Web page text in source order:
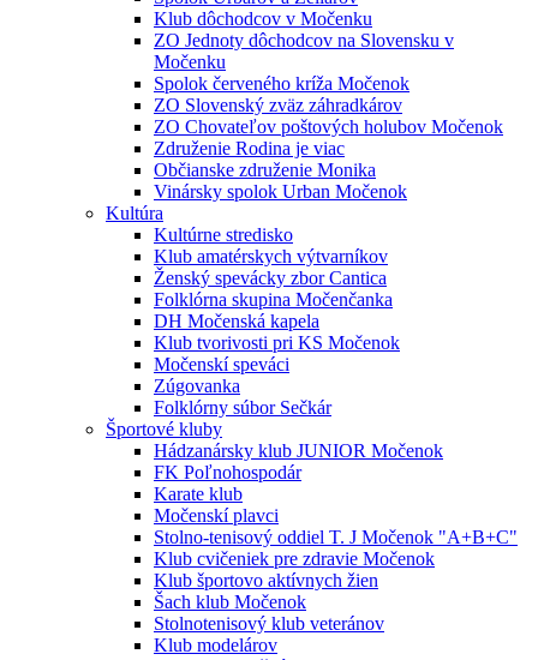
Klub dôchodcov v Močenku
ZO Jednoty dôchodcov na Slovensku v
Močenku
Spolok červeného kríža Močenok
ZO Slovenský zväz záhradkárov
ZO Chovateľov poštových holubov Močenok
Združenie Rodina je viac
Občianske združenie Monika
Vinársky spolok Urban Močenok
Kultúra
Kultúrne stredisko
Klub amatérskych výtvarníkov
Ženský spevácky zbor Cantica
Folklórna skupina Močenčanka
DH Močenská kapela
Klub tvorivosti pri KS Močenok
Močenskí speváci
Zúgovanka
Folklórny súbor Sečkár
Športové kluby
Hádzanársky klub JUNIOR Močenok
FK Poľnohospodár
Karate klub
Močenskí plavci
Stolno-tenisový oddiel T. J Močenok "A+B+C"
Klub cvičeniek pre zdravie Močenok
Klub športovo aktívnych žien
Šach klub Močenok
Stolnotenisový klub veteránov
Klub modelárov